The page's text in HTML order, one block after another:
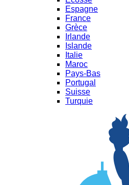
Espagne
France
Grèce
Irlande
Islande
Italie
Maroc
Pays-Bas
Portugal
Suisse
Turquie